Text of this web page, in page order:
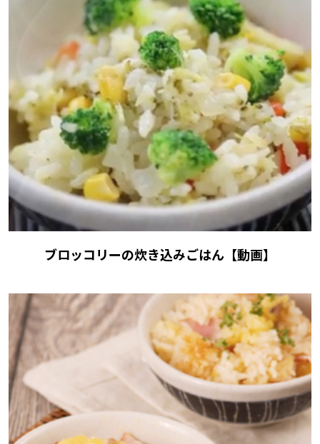
ブロッコリーの炊き込みごはん【動画】